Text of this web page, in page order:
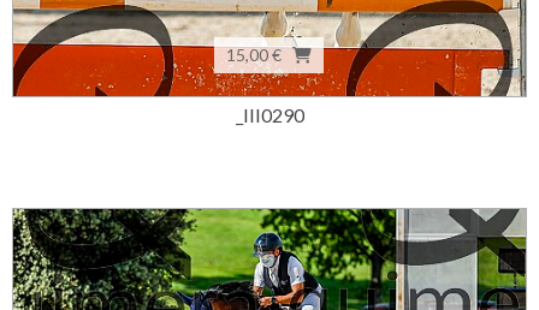
15,00 €
_III0290